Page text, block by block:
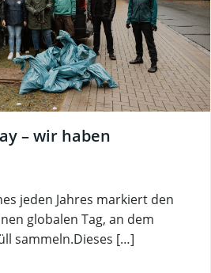
– wir haben
jeden Jahres markiert den
globalen Tag, an dem
sammeln.Dieses […]